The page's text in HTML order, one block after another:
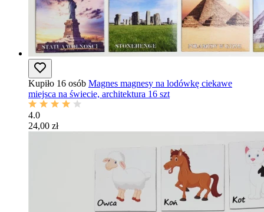
Kupiło 16 osób Magnes magnesy na lodówkę ciekawe
miejsca na świecie, architektura 16 szt
4.0
24,00 zł